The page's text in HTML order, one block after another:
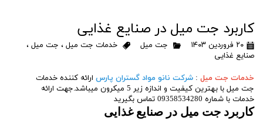
کاربرد جت میل در صنایع غذایی
۲۰ فروردین ۱۴۰۳ جت میل خدمات جت میل ، جت میل ،
صنایع غذایی
خدمات جت میل : شرکت نانو مواد گستران پارس ارائه کننده خدمات
جت میل با بهترین کیفیت و اندازه زیر 5 میکرون میباشد.جهت ارائه
خدمات با شماره 09358534280 تماس بگیرید
کاربرد جت میل در صنایع غذایی